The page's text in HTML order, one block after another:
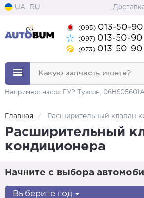
UA RU
(095) 013-50-90
(097) 013-50-90
(073) 013-50-90
Какую запчасть ищете?
Например: насос ГУР Туксон, 06H905601A
Главная Расширительный клапан
Расширительный
кондиционера
Начните с выбора
Выберите год